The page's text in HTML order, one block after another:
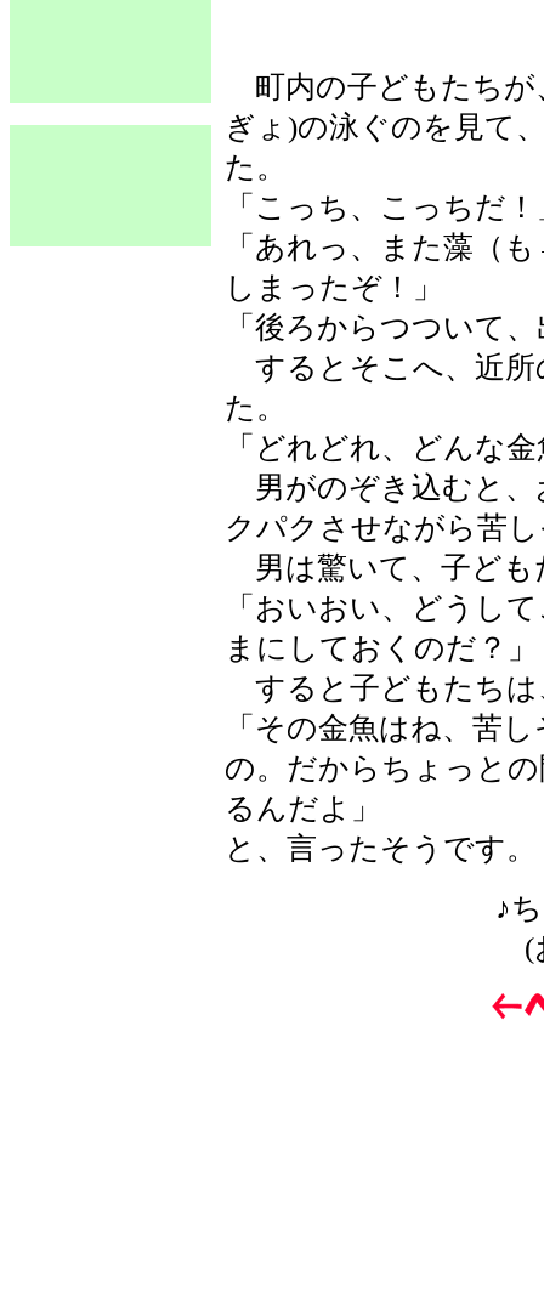
町内の子どもたちが
ぎょ)の泳ぐのを見て
た。
「こっち、こっちだ！
「あれっ、また藻（
しまったぞ！」
「後ろからつついて
するとそこへ、近所
た。
「どれどれ、どんな
男がのぞき込むと、
クパクさせながら苦
男は驚いて、子ども
「おいおい、どうし
まにしておくのだ？」
すると子どもたちは
「その金魚はね、苦
の。だからちょっと
るんだよ」
と、言ったそうです。
♪
(